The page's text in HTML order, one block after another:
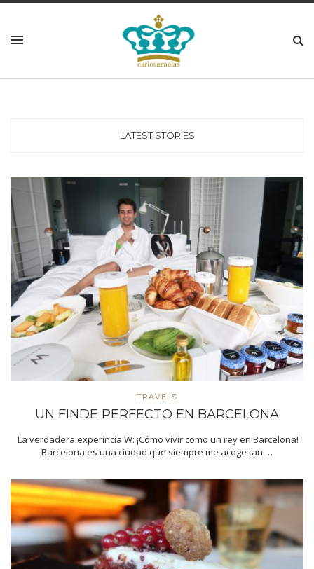
LATEST STORIES
TRAVELS
UN FINDE PERFECTO EN BARCELONA
La verdadera experincia W: ¡Cómo vivir como un rey en Barcelona!
Barcelona es una ciudad que siempre me acoge tan …